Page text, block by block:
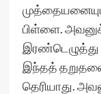
பிள்ளை.
இந்தத்
தெரியாது.